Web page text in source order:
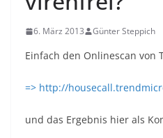
6. März 2013 Günter Steppich
Einfach den Onlinescan von
=> http://
und das Ergebnis hier als